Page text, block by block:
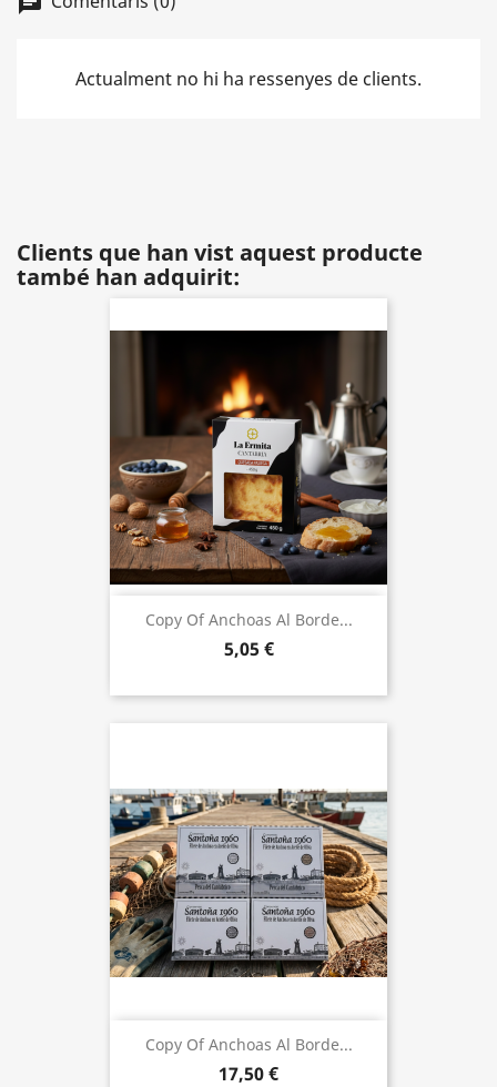
Actualment no hi ha ressenyes de clients.
Clients que han vist aquest producte
també han adquirit:
Copy Of Anchoas Al Borde...
5,05 €
Copy Of Anchoas Al Borde...
17,50 €